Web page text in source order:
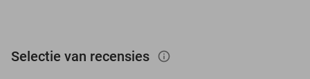
Selectie van recensies info_outlined